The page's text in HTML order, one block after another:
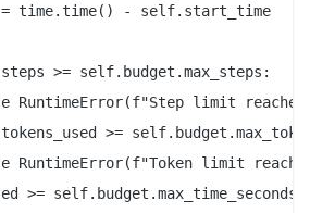
time.time() - self.start_time
>= self.budget.max_steps:
RuntimeError(f"Step limit
>=
RuntimeError(f"Token limit
>= self.budget.max_time_seconds: